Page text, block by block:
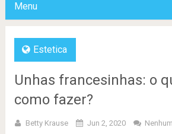
Menu
Estetica
Unhas francesinhas: o
como fazer?
Betty Krause Jun 2, 2020